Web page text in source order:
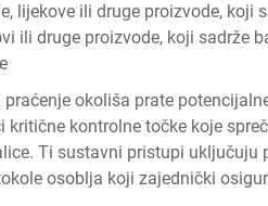
lijekove ili druge proizvode, koji
ili druge proizvode, koji sadrže
praćenje okoliša prate
kritične kontrolne točke koje
Ti sustavni pristupi
osoblja koji zajednički